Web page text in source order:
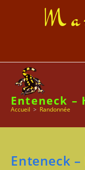
Enteneck –
Accueil > Randonnée
Enteneck